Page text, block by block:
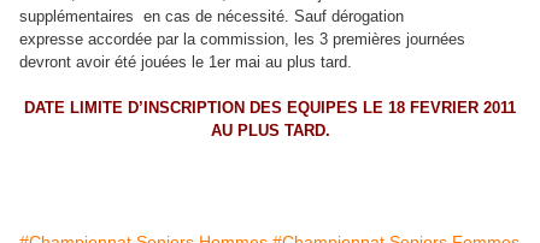
supplémentaires en cas de nécessité. Sauf dérogation
expresse accordée par la commission, les 3 premières journées
devront avoir été jouées le 1er mai au plus tard.
DATE LIMITE D’INSCRIPTION DES EQUIPES LE 18 FEVRIER 2011
AU PLUS TARD.